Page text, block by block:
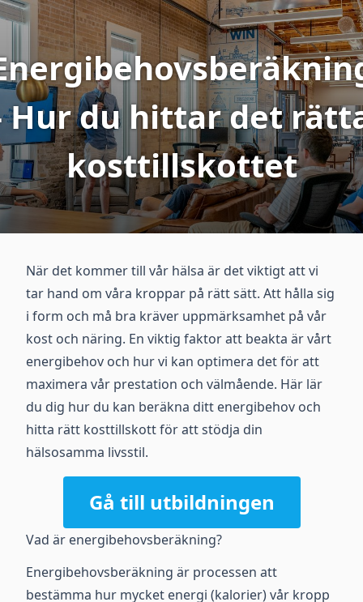
Hur du hittar det
kosttillskottet
När det kommer till vår hälsa är det viktigt att vi
tar hand om våra kroppar på rätt sätt. Att hålla sig
i form och må bra kräver uppmärksamhet på vår
kost och näring. En viktig faktor att beakta är vårt
energibehov och hur vi kan optimera det för att
maximera vår prestation och välmående. Här lär
du dig hur du kan beräkna ditt energibehov och
hitta rätt kosttillskott för att stödja din
hälsosamma livsstil.
Gå till utbildningen
Vad är energibehovsberäkning?
Energibehovsberäkning är processen att
bestämma hur mycket energi (kalorier) vår kropp